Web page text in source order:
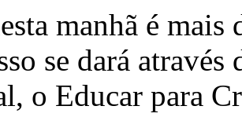
manhã é
se dará
o Educar para